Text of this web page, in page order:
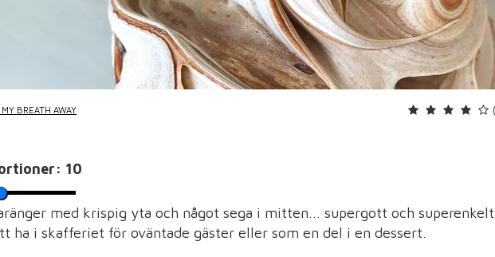
BREATH AWAY
10
med krispig yta och något sega i mitten... supergott och
ha i skafferiet för oväntade gäster eller som en del i en dessert.